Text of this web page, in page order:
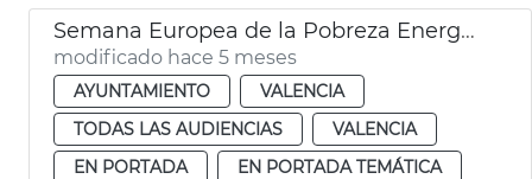
Semana Europea de la Pobreza Energética València
modificado hace 5 meses
AYUNTAMIENTO
VALENCIA
TODAS LAS AUDIENCIAS
VALENCIA
EN PORTADA
EN PORTADA TEMÁTICA